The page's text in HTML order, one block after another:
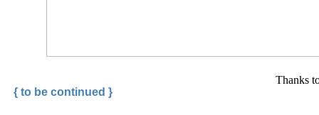
Thanks
{ to be continued }